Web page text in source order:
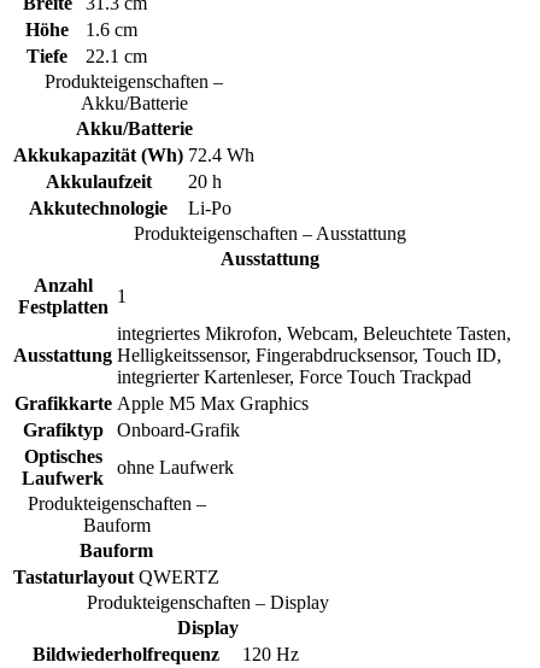
Höhe
1.6 cm
Tiefe
22.1 cm
Produkteigenschaften –
Akku/Batterie
Akku/Batterie
Akkukapazität (Wh) 72.4 Wh
Akkulaufzeit
20 h
Akkutechnologie
Li-Po
Produkteigenschaften – Ausstattung
Ausstattung
Anzahl
Festplatten
1
Ausstattung
integriertes Mikrofon, Webcam, Beleuchtete Tasten,
Helligkeitssensor, Fingerabdrucksensor, Touch ID,
integrierter Kartenleser, Force Touch Trackpad
Grafikkarte Apple M5 Max Graphics
Grafiktyp
Onboard-Grafik
Optisches
Laufwerk
ohne Laufwerk
Produkteigenschaften –
Bauform
Bauform
Tastaturlayout QWERTZ
Produkteigenschaften – Display
Display
Bildwiederholfrequenz
120 Hz